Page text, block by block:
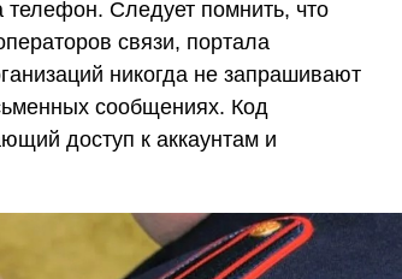
Следует помнить, что
связи, портала
никогда не запрашивают
сообщениях. Код
доступ к аккаунтам и